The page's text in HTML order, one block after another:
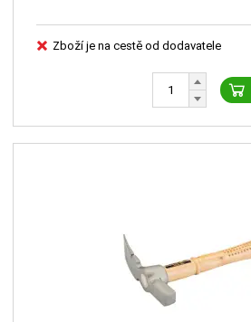
Zboží je na cestě od dodavatele